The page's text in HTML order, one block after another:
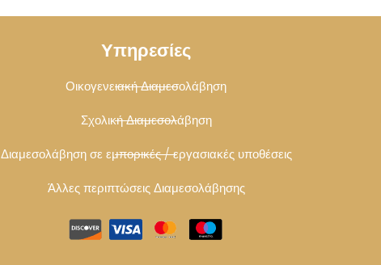
Υπηρεσίες
Οικογενειακή Διαμεσολάβηση
Σχολική Διαμεσολάβηση
Διαμεσολάβηση σε εμπορικές / εργασιακές υποθέσεις
Άλλες περιπτώσεις Διαμεσολάβησης